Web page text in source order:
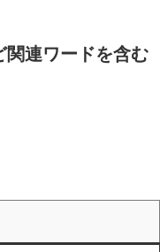
連ワードを含む